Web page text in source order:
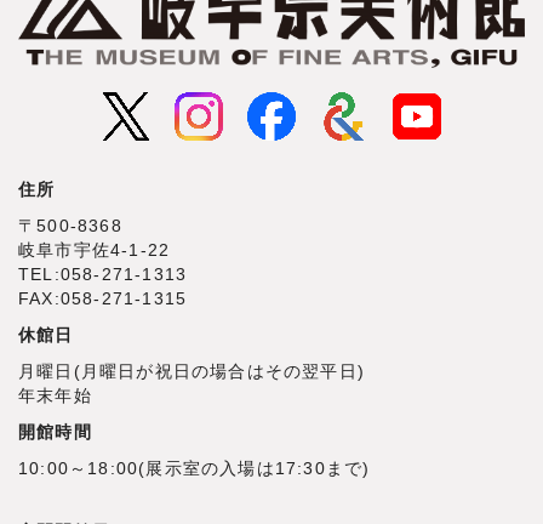
住所
〒500‐8368
岐阜市宇佐4‐1‐22
TEL:058-271-1313
FAX:058-271-1315
休館日
月曜日(月曜日が祝日の場合はその翌平日)
年末年始
開館時間
10:00～18:00(展示室の入場は17:30まで)